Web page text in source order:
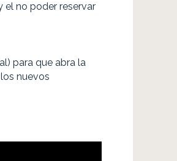
el no poder reservar
para que abra la
nuevos